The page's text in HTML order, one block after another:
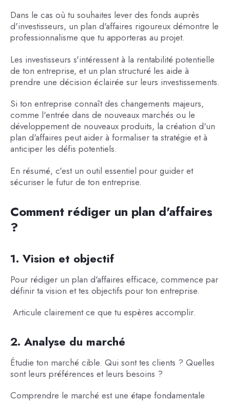
Dans le cas où tu souhaites lever des fonds auprès
d'investisseurs, un plan d'affaires rigoureux démontre le
professionnalisme que tu apporteras au projet.
Les investisseurs s'intéressent à la rentabilité potentielle
de ton entreprise, et un plan structuré les aide à
prendre une décision éclairée sur leurs investissements.
Si ton entreprise connaît des changements majeurs,
comme l'entrée dans de nouveaux marchés ou le
développement de nouveaux produits, la création d'un
plan d'affaires peut aider à formaliser ta stratégie et à
anticiper les défis potentiels.
En résumé, c'est un outil essentiel pour guider et
sécuriser le futur de ton entreprise.
Comment rédiger un plan d'affaires
?
1. Vision et objectif
Pour rédiger un plan d'affaires efficace, commence par
définir ta vision et tes objectifs pour ton entreprise.
Articule clairement ce que tu espères accomplir.
2. Analyse du marché
Étudie ton marché cible. Qui sont tes clients ? Quelles
sont leurs préférences et leurs besoins ?
Comprendre le marché est une étape fondamentale